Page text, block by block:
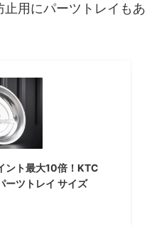
用にパーツトレイもあ
ント最大10倍！KTC
ーツトレイ サイズ